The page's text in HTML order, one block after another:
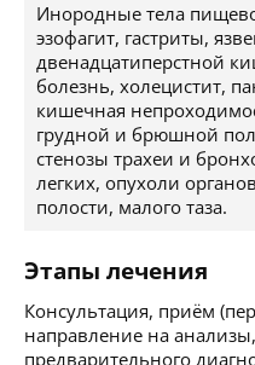
Инородные тела
эзофагит, гастриты,
двенадцатиперстной
болезнь, холецистит,
кишечная
грудной и брюшной
стенозы трахеи и
легких, опухоли
полости, малого таза.
Этапы лечения
Консультация, приём
направление на
предварительного